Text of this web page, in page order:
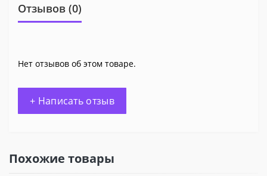
Отзывов (0)
Нет отзывов об этом товаре.
+ Написать отзыв
Похожие товары